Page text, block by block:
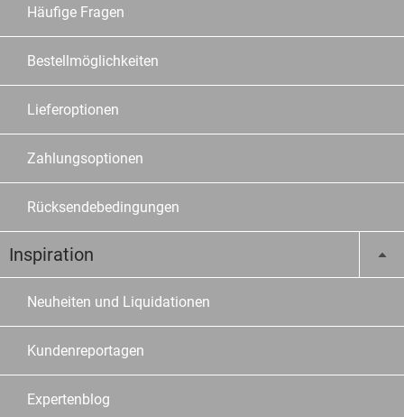
Häufige Fragen
Bestellmöglichkeiten
Lieferoptionen
Zahlungsoptionen
Rücksendebedingungen
Inspiration
Neuheiten und Liquidationen
Kundenreportagen
Expertenblog